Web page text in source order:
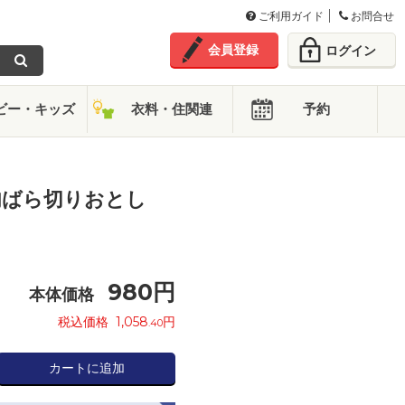
ご利用ガイド お問合せ
会員登録 ログイン
ー・キッズ 衣料・住関連 予約
ら切りおとし
本体価格 980 円
税込価格 1,058.40円
カートに追加